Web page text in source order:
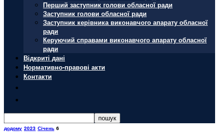
Перший заступник голови обласної ради
Заступник голови обласної ради
Заступник керівника виконавчого апарату обласної
ради
Керуючий справами виконавчого апарату обласної
ради
Відкриті дані
Нормативно-правові акти
Контакти
додому 2023 Січень 6